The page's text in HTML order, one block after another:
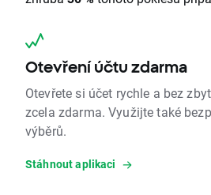
Otevření účtu zdarma
Otevřete si účet rychle a bez
zcela zdarma. Využijte také
výběrů.
Stáhnout aplikaci